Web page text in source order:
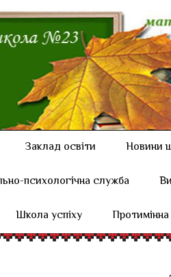
Заклад освіти Новини
психологічна служба
Школа успіху